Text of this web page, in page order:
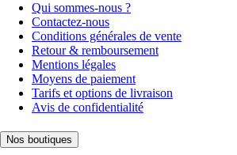
Qui sommes-nous ?
Contactez-nous
Conditions générales de vente
Retour & remboursement
Mentions légales
Moyens de paiement
Tarifs et options de livraison
Avis de confidentialité
Nos boutiques